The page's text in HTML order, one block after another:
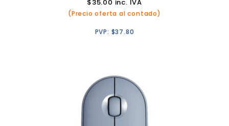
$35.00 inc. IVA
(Precio oferta al contado)
PVP: $37.80